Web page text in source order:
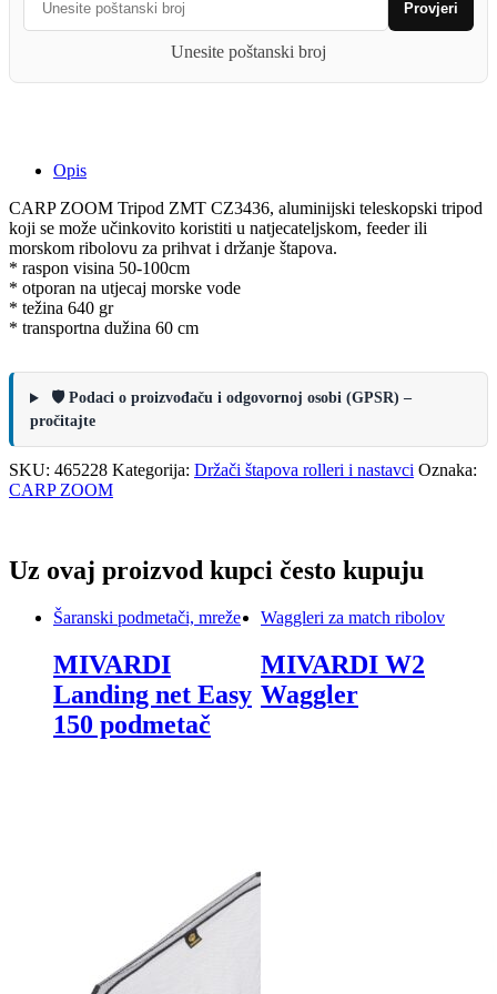
quantity
Provjeri
Unesite poštanski broj
Opis
CARP ZOOM Tripod ZMT CZ3436, aluminijski teleskopski tripod
koji se može učinkovito koristiti u natjecateljskom, feeder ili
morskom ribolovu za prihvat i držanje štapova.
* raspon visina 50-100cm
* otporan na utjecaj morske vode
* težina 640 gr
* transportna dužina 60 cm
🛡️ Podaci o proizvođaču i odgovornoj osobi (GPSR) –
pročitajte
SKU: 465228 Kategorija: Držači štapova rolleri i nastavci Oznaka:
CARP ZOOM
Uz ovaj proizvod kupci često kupuju
Šaranski podmetači, mreže
MIVARDI
Landing net Easy
150 podmetač
Waggleri za match ribolov
MIVARDI W2
Waggler